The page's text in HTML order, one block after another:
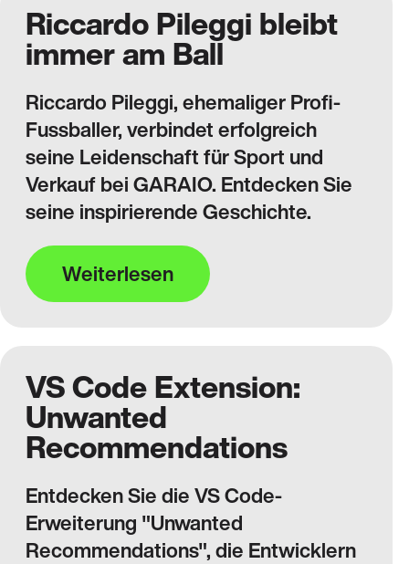
Riccardo Pileggi bleibt
immer am Ball
Riccardo Pileggi, ehemaliger Profi-
Fussballer, verbindet erfolgreich
seine Leidenschaft für Sport und
Verkauf bei GARAIO. Entdecken Sie
seine inspirierende Geschichte.
Weiterlesen
VS Code Extension:
Unwanted
Recommendations
Entdecken Sie die VS Code-
Erweiterung "Unwanted
Recommendations", die Entwicklern